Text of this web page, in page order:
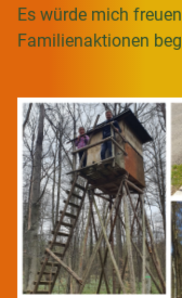
Es würde mich
Familienaktionen